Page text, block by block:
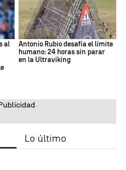
al
Antonio Rubio desafía el límite
humano: 24 horas sin parar
en la Ultraviking
Lo último